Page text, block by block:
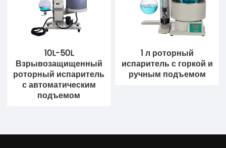
10L-50L
Взрывозащищенный
роторный испаритель
с автоматическим
подъемом
1 л роторный
испаритель с горкой и
ручным подъемом